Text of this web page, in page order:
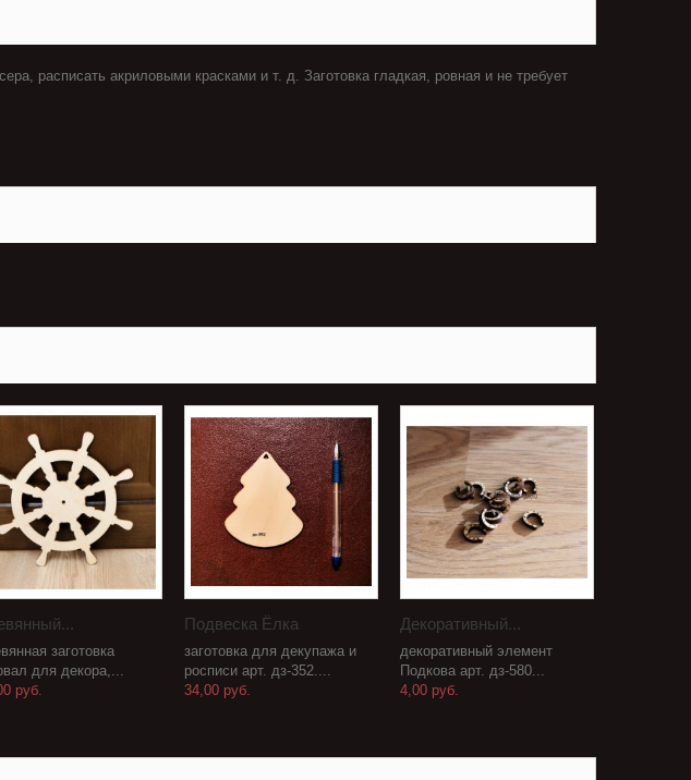
расписать акриловыми красками и т. д. Заготовка гладкая, ровная и не требует
заготовка
для декора,...
руб.
Подвеска Ёлка
заготовка для декупажа и
росписи арт. дз-352....
34,00 руб.
Декоративный...
декоративный элемент
Подкова арт. дз-580...
4,00 руб.